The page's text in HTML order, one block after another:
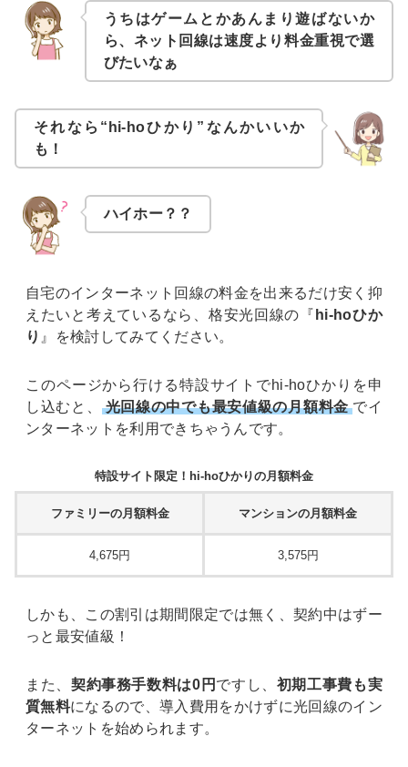
うちはゲームとかあんまり遊ばないか
ら、ネット回線は速度より料金重視で選
びたいなぁ
それなら“hi-hoひかり”なんかいいか
も！
ハイホー？？
自宅のインターネット回線の料金を出来るだけ安く抑
えたいと考えているなら、格安光回線の『 hi-hoひか
り 』を検討してみてください。
このページから行ける特設サイトでhi-hoひかりを申
し込むと、
光回線の中でも最安値級の月額料金 でイ
ンターネットを利用できちゃうんです。
特設サイト限定！hi-hoひかりの月額料金
ファミリーの月額料金 マンションの月額料金
4,675円 3,575円
しかも、この割引は期間限定では無く、契約中はずー
っと最安値級！
また、 契約事務手数料は0円 ですし、 初期工事費も実
質無料になるので、導入費用をかけずに光回線のイン
ターネットを始められます。